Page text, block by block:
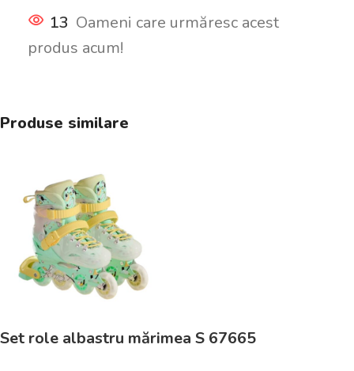
13 Oameni care urmăresc acest
produs acum!
Produse similare
Set role albastru mărimea S 67665